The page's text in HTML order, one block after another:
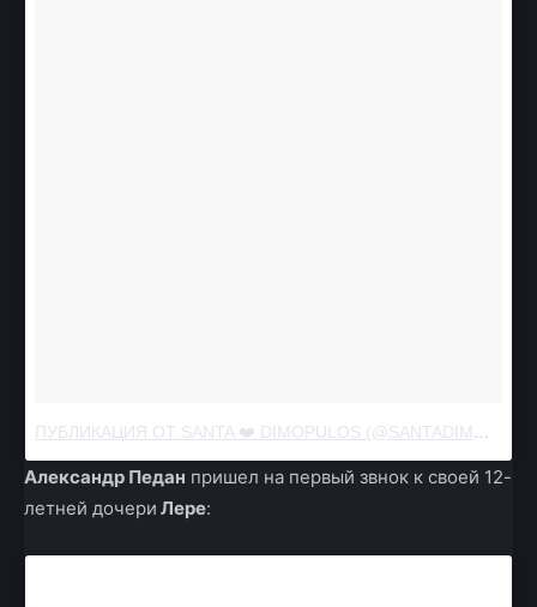
ПУБЛИКАЦИЯ ОТ SANTA ❤️ DIMOPULOS (@SANTADIMOPULOS)
Александр Педан пришел на первый звнок к своей 12-
летней дочери Лере: